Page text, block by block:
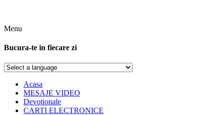
Menu
Bucura-te in fiecare zi
Acasa
MESAJE VIDEO
Devotionale
CARTI ELECTRONICE